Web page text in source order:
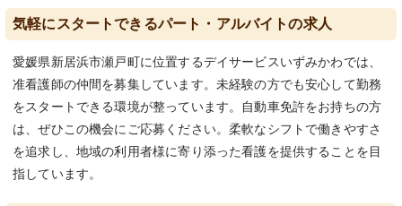
気軽にスタートできるパート・アルバイトの求人
愛媛県新居浜市瀬戸町に位置するデイサービスいずみかわでは、
准看護師の仲間を募集しています。未経験の方でも安心して勤務
をスタートできる環境が整っています。自動車免許をお持ちの方
は、ぜひこの機会にご応募ください。柔軟なシフトで働きやすさ
を追求し、地域の利用者様に寄り添った看護を提供することを目
指しています。